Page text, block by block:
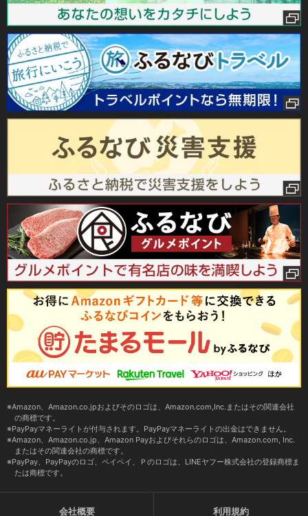
Amazon、Amazon.co.jpおよびそのロゴは、Amazon.com,Inc.またはその関連会社
の商標です。
PayPayマネーライトが付与されます。PayPayマネーライトの出金はできません。
Amazon、Amazon.co.jp、Amazon Payおよびそれらのロゴは、Amazon.com, Inc.
またはその関連会社の商標です。
PayPay、PayPayのロゴ、ペイペイ、Ｐのロゴは、LINEヤフー株式会社の登録商標ま
たは商標です。
会社概要 利用規約